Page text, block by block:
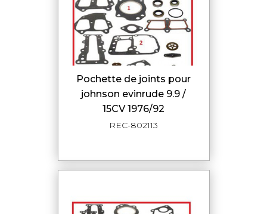
pochette de joints pour
johnson evinrude 9.9 /
15CV 1976/92
REC-802113